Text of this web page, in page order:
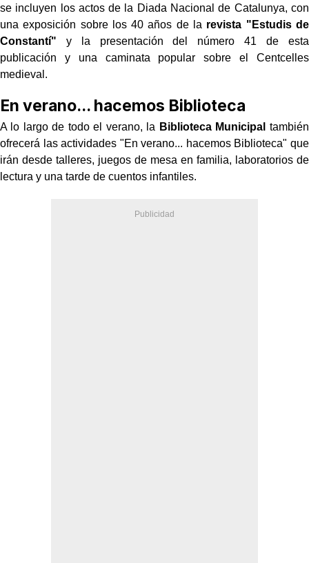
se incluyen los actos de la Diada Nacional de Catalunya, con
una exposición sobre los 40 años de la revista "Estudis de
Constantí" y la presentación del número 41 de esta
publicación y una caminata popular sobre el Centcelles
medieval.
En verano... hacemos Biblioteca
A lo largo de todo el verano, la Biblioteca Municipal también
ofrecerá las actividades "En verano... hacemos Biblioteca" que
irán desde talleres, juegos de mesa en familia, laboratorios de
lectura y una tarde de cuentos infantiles.